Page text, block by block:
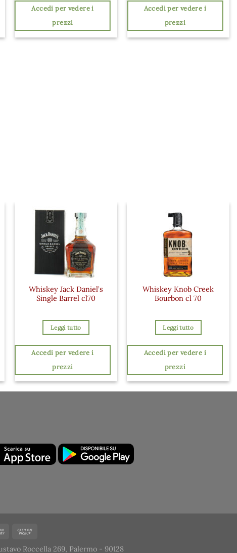
Accedi per vedere i
prezzi
Accedi per vedere i
prezzi
Whiskey Jack Daniel’s
Single Barrel cl70
Leggi tutto
Accedi per vedere i
prezzi
Whiskey Knob Creek
Bourbon cl 70
Leggi tutto
Accedi per vedere i
prezzi
Roccella 269, Palermo - 90128